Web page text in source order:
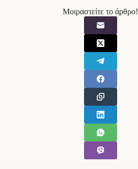
Μοιραστείτε το άρθρο!